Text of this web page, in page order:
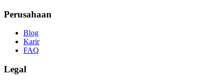
Perusahaan
Blog
Karir
FAQ
Legal